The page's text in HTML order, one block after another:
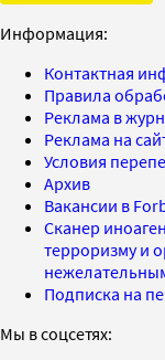
Информация:
Контактная
Правила
Реклама в
Реклама на
Условия
Архив
Вакансии в
Сканер
терроризму и
Подписка на
Мы в соцсетях: